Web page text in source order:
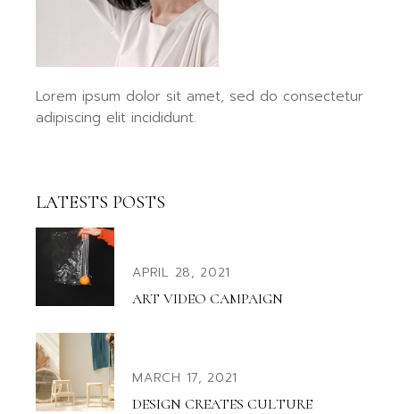
Lorem ipsum dolor sit amet, sed do consectetur
adipiscing elit incididunt.
LATESTS POSTS
APRIL 28, 2021
ART VIDEO CAMPAIGN
MARCH 17, 2021
DESIGN CREATES CULTURE